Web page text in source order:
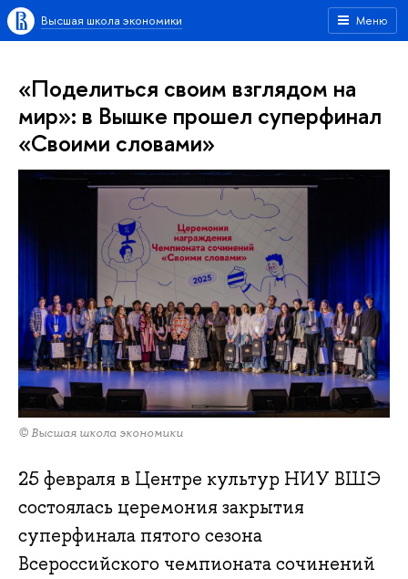
Меню
Высшая школа экономики
«Поделиться своим взглядом на
мир»: в Вышке прошел суперфинал
«Своими словами»
© Высшая школа экономики
25 февраля в Центре культур НИУ ВШЭ
состоялась церемония закрытия
суперфинала пятого сезона
Всероссийского чемпионата сочинений